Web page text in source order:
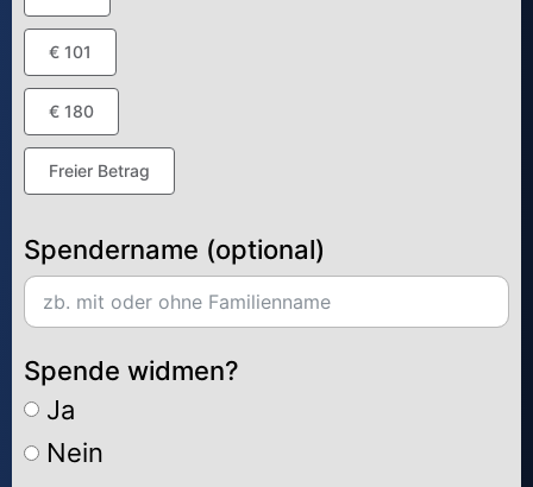
€ 101
€ 180
Freier Betrag
Spendername (optional)
Spende widmen?
Ja
Nein